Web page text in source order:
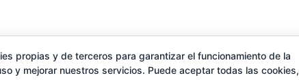
propias y de terceros para garantizar el funcionamiento de la
y mejorar nuestros servicios. Puede aceptar todas las cookies,